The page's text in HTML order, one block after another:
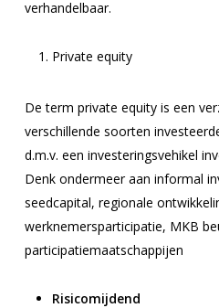
verhandelbaar.
Private equity
De term private equity is een
verschillende soorten
d.m.v. een investeringsvehikel
Denk ondermeer aan informal
seedcapital, regionale
werknemersparticipatie, MKB
participatiemaatschappijen
Risicomijdend